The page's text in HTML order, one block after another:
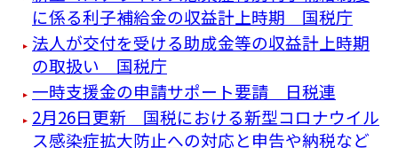
に係る利子補給金の収益計上時期 国税庁
法人が交付を受ける助成金等の収益計上時期
の取扱い 国税庁
一時支援金の申請サポート要請 日税連
2月26日更新 国税における新型コロナウイル
ス感染症拡大防止への対応と申告や納税など